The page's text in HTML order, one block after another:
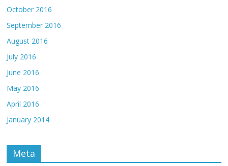
October 2016
September 2016
August 2016
July 2016
June 2016
May 2016
April 2016
January 2014
Meta